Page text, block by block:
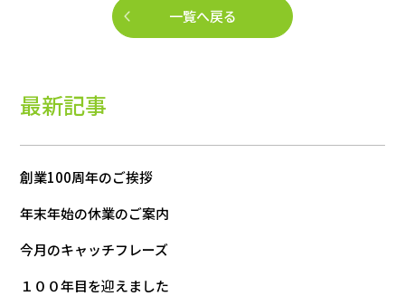
一覧へ戻る
最新記事
創業100周年のご挨拶
年末年始の休業のご案内
今月のキャッチフレーズ
１００年目を迎えました